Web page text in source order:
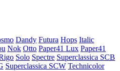
Dandy Futura Hops Italic
Nok Otto Paper41 Lux Paper41
Solo Spectre Superclassica SCB
Superclassica SCW Technicolor